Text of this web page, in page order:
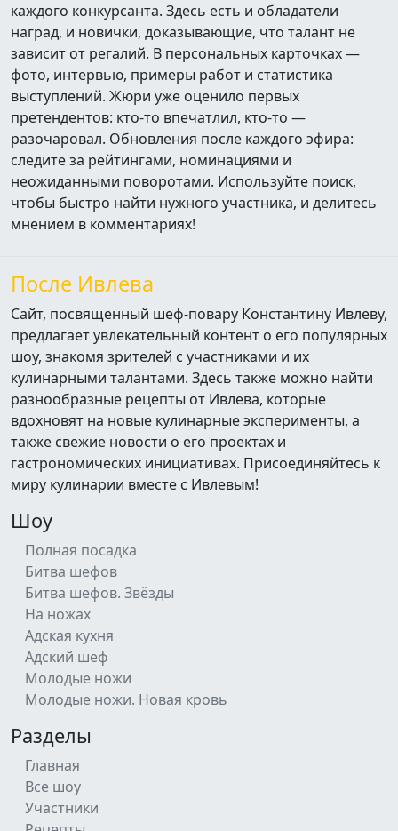
каждого конкурсанта. Здесь есть и обладатели
наград, и новички, доказывающие, что талант не
зависит от регалий. В персональных карточках —
фото, интервью, примеры работ и статистика
выступлений. Жюри уже оценило первых
претендентов: кто‑то впечатлил, кто‑то —
разочаровал. Обновления после каждого эфира:
следите за рейтингами, номинациями и
неожиданными поворотами. Используйте поиск,
чтобы быстро найти нужного участника, и делитесь
мнением в комментариях!
После Ивлева
Сайт, посвященный шеф-повару Константину Ивлеву,
предлагает увлекательный контент о его популярных
шоу, знакомя зрителей с участниками и их
кулинарными талантами. Здесь также можно найти
разнообразные рецепты от Ивлева, которые
вдохновят на новые кулинарные эксперименты, а
также свежие новости о его проектах и
гастрономических инициативах. Присоединяйтесь к
миру кулинарии вместе с Ивлевым!
Шоу
Полная посадка
Битва шефов
Битва шефов. Звёзды
На ножах
Адская кухня
Адский шеф
Молодые ножи
Молодые ножи. Новая кровь
Разделы
Главная
Все шоу
Участники